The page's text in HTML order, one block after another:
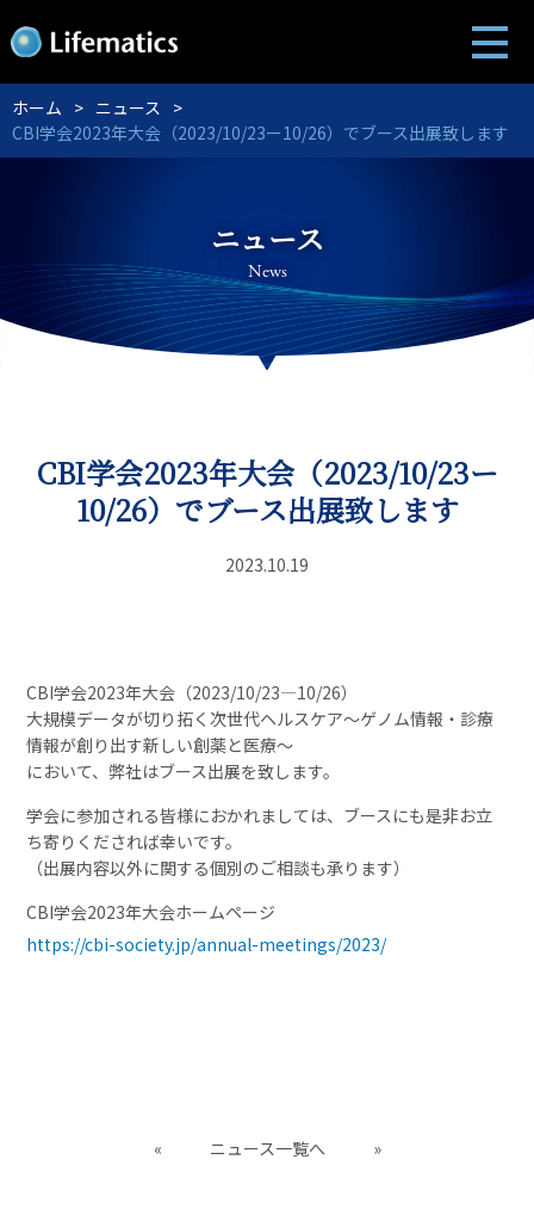
ホーム
ニュース
CBI学会2023年大会（2023/10/23ー10/26）でブース出展致します
ニュース
News
CBI学会2023年大会（2023/10/23ー
10/26）でブース出展致します
2023.10.19
CBI学会2023年大会（2023/10/23―10/26）
大規模データが切り拓く次世代ヘルスケア～ゲノム情報・診療
情報が創り出す新しい創薬と医療～
において、弊社はブース出展を致します。
学会に参加される皆様におかれましては、ブースにも是非お立
ち寄りくだされば幸いです。
（出展内容以外に関する個別のご相談も承ります）
CBI学会2023年大会ホームページ
https://cbi-society.jp/annual-meetings/2023/
« ニュース一覧へ »